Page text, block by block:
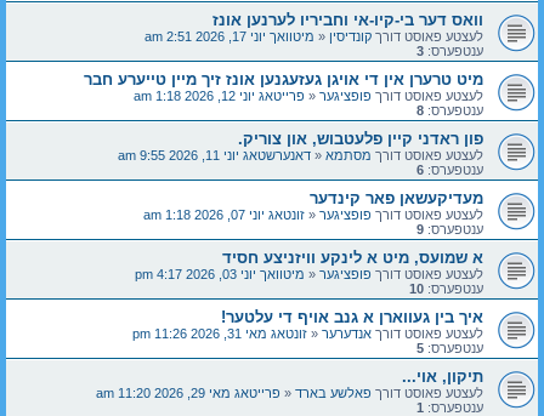
וואס דער בי-קיו-אי וחביריו לערנען אונז
לעצטע פאוסט דורך קונדיסין « מיטוואך יוני 17, 2026 2:51 am
ענטפערס: 3
מיט טרערן אין די אויגן געזעגנען אונז זיך מיין טייערע חבר
לעצטע פאוסט דורך פופציגער « פרייטאג יוני 12, 2026 1:18 am
ענטפערס: 8
פון ראדני קיין פלעטבוש, און צוריק.
לעצטע פאוסט דורך מסתמא « דאנערשטאג יוני 11, 2026 9:55 am
ענטפערס: 6
מעדיקעשאן פאר קינדער
לעצטע פאוסט דורך פופציגער « זונטאג יוני 07, 2026 1:18 am
ענטפערס: 9
א שמועס, מיט א לינקע וויזניצע חסיד
לעצטע פאוסט דורך פופציגער « מיטוואך יוני 03, 2026 4:17 pm
ענטפערס: 10
איך בין געווארן א גנב אויף די עלטער!
לעצטע פאוסט דורך אנדערער « זונטאג מאי 31, 2026 11:26 pm
ענטפערס: 5
תיקון, אוי...
לעצטע פאוסט דורך פאלשע בארד « פרייטאג מאי 29, 2026 11:20 am
ענטפערס: 1